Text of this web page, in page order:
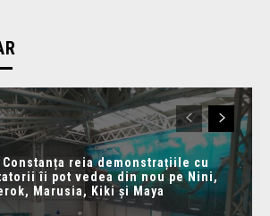
reia demonstrațiile cu
îi pot vedea din nou pe Nini,
Marusia, Kiki și Maya